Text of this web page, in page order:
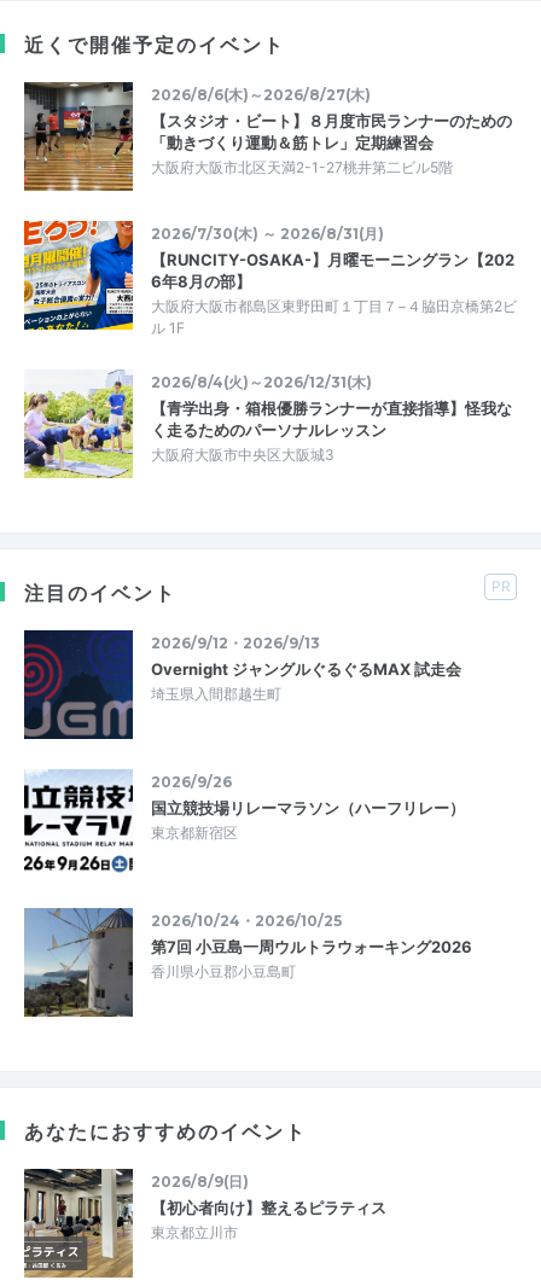
近くで開催予定のイベント
2026/8/6(木)～2026/8/27(木)
【スタジオ・ビート】８月度市民ランナーのための
「動きづくり運動＆筋トレ」定期練習会
大阪府大阪市北区天満2-1-27桃井第二ビル5階
2026/7/30(木) ～ 2026/8/31(月)
【RUNCITY-OSAKA-】月曜モーニングラン【202
6年8月の部】
大阪府大阪市都島区東野田町１丁目７−４脇田京橋第2ビ
ル 1F
2026/8/4(火)～2026/12/31(木)
【青学出身・箱根優勝ランナーが直接指導】怪我な
く走るためのパーソナルレッスン
大阪府大阪市中央区大阪城3
注目のイベント PR
2026/9/12・2026/9/13
Overnight ジャングルぐるぐるMAX 試走会
埼玉県入間郡越生町
2026/9/26
国立競技場リレーマラソン（ハーフリレー）
東京都新宿区
2026/10/24・2026/10/25
第7回 小豆島一周ウルトラウォーキング2026
香川県小豆郡小豆島町
あなたにおすすめのイベント
2026/8/9(日)
【初心者向け】整えるピラティス
東京都立川市